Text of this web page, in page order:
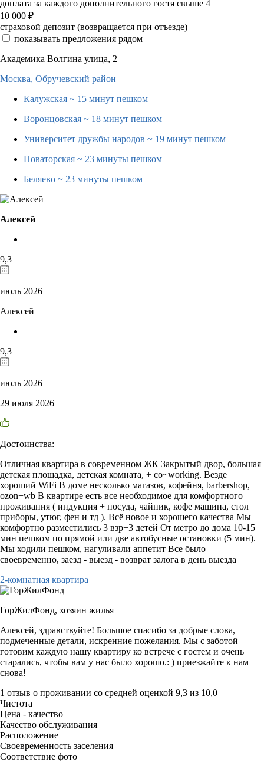
доплата за каждого дополнительного гостя свыше 4
10 000 ₽
страховой депозит (возвращается при отъезде)
показывать предложения рядом
Академика Волгина улица, 2
Москва, Обручевский район
Калужская ~ 15 минут пешком
Воронцовская ~ 18 минут пешком
Университет дружбы народов ~ 19 минут пешком
Новаторская ~ 23 минуты пешком
Беляево ~ 23 минуты пешком
Алексей
9,3
июль 2026
Алексей
9,3
июль 2026
29 июля 2026
Достоинства:
Отличная квартира в современном ЖК Закрытый двор, большая
детская площадка, детская комната, + co~working. Везде
хороший WiFi В доме несколько магазов, кофейня, barbershop,
ozon+wb В квартире есть все необходимое для комфортного
проживания ( индукция + посуда, чайник, кофе машина, стол
приборы, утюг, фен и тд ). Всё новое и хорошего качества Мы
комфортно разместились 3 взр+3 детей От метро до дома 10-15
мин пешком по прямой или две автобусные остановки (5 мин).
Мы ходили пешком, нагуливали аппетит Все было
своевременно, заезд - выезд - возврат залога в день выезда
2-комнатная квартира
ГорЖилФонд, хозяин жилья
Алексей, здравствуйте! Большое спасибо за добрые слова,
подмеченные детали, искренние пожелания. Мы с заботой
готовим каждую нашу квартиру ко встрече с гостем и очень
старались, чтобы вам у нас было хорошо.: ) приезжайте к нам
снова!
1 отзыв о проживании со средней оценкой 9,3 из 10,0
Чистота
Цена - качество
Качество обслуживания
Расположение
Своевременность заселения
Соответствие фото